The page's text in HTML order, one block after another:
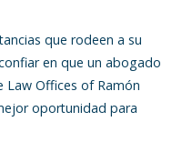
que rodeen a su
en que un abogado
Law Offices of Ramón
oportunidad para